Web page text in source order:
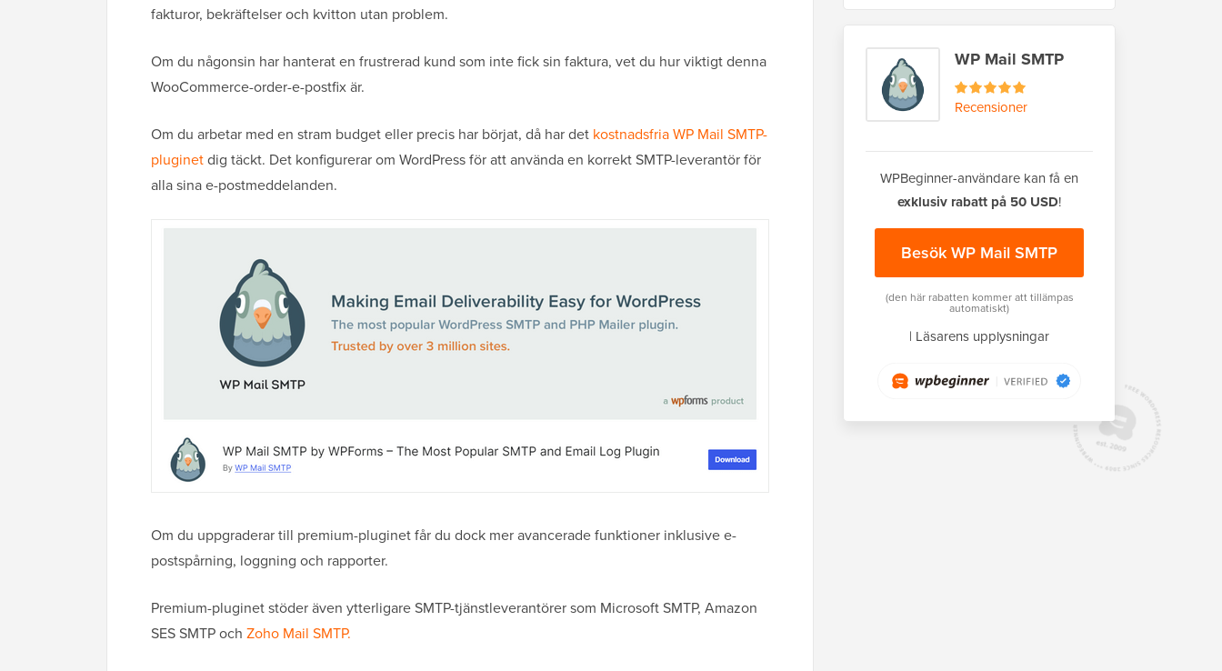
fakturor, bekräftelser och kvitton utan problem.
Om du någonsin har hanterat en frustrerad kund som inte fick sin faktura, vet du hur viktigt denna
WooCommerce-order-e-postfix är.
Om du arbetar med en stram budget eller precis har börjat, då har det kostnadsfria WP Mail SMTP-
pluginetdig täckt. Det konfigurerar om WordPress för att använda en korrekt SMTP-leverantör för
alla sina e-postmeddelanden.
Om du uppgraderar till premium-pluginet får du dock mer avancerade funktioner inklusive e-
postspårning, loggning och rapporter.
Premium-pluginet stöder även ytterligare SMTP-tjänstleverantörer som Microsoft SMTP, Amazon
SES SMTP och Zoho Mail SMTP.
WP Mail SMTP
Recensioner
WPBeginner-användare kan få en
exklusiv rabatt på 50 USD!
Besök WP Mail SMTP
(den här rabatten kommer att tillämpas
automatiskt)
| Läsarens upplysningar